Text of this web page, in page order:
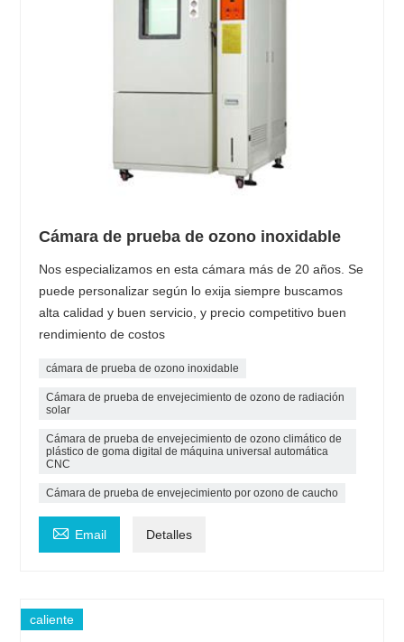
Cámara de prueba de ozono inoxidable
Nos especializamos en esta cámara más de 20 años. Se
puede personalizar según lo exija siempre buscamos
alta calidad y buen servicio, y precio competitivo buen
rendimiento de costos
cámara de prueba de ozono inoxidable
Cámara de prueba de envejecimiento de ozono de radiación
solar
Cámara de prueba de envejecimiento de ozono climático de
plástico de goma digital de máquina universal automática
CNC
Cámara de prueba de envejecimiento por ozono de caucho
 Email Detalles
caliente